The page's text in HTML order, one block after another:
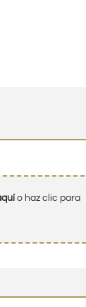
o haz clic para